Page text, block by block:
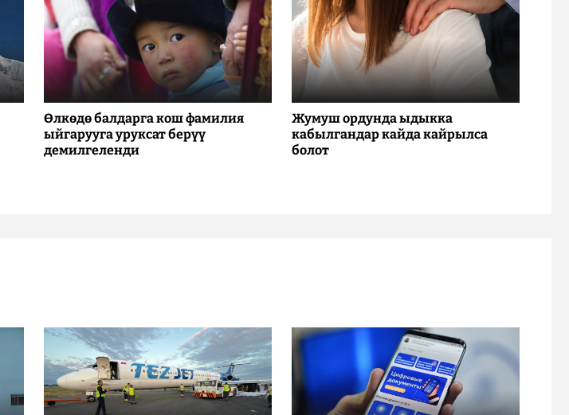
Өлкөдө балдарга кош фамилия
ыйгарууга уруксат берүү
демилгеленди
Жумуш ордунда ыдыкка
кабылгандар кайда кайрылса
болот